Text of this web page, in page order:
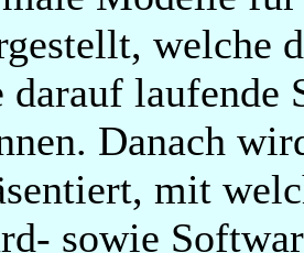
welche
darauf laufende
Danach
mit
sowie